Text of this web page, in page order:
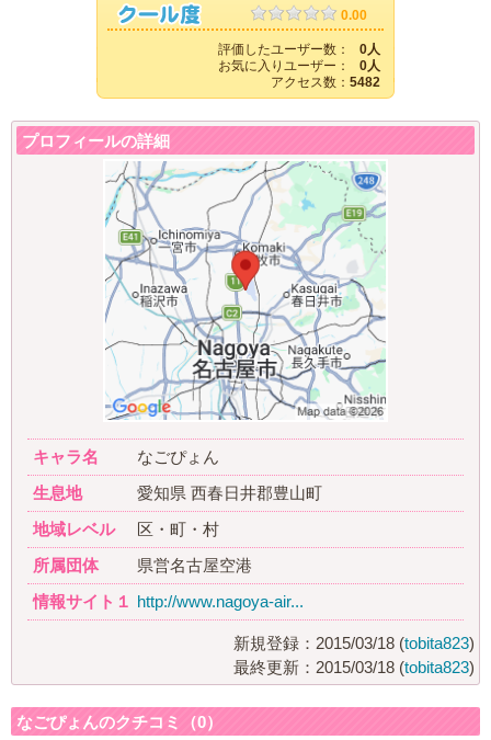
0.00
評価したユーザー数：
0人
お気に入りユーザー：
0人
アクセス数： 5482
プロフィールの詳細
キャラ名
なごぴょん
生息地
愛知県 西春日井郡豊山町
地域レベル
区・町・村
所属団体
県営名古屋空港
情報サイト１ http://www.nagoya-air...
新規登録：2015/03/18 (tobita823)
最終更新：2015/03/18 (tobita823)
なごぴょんのクチコミ（0）